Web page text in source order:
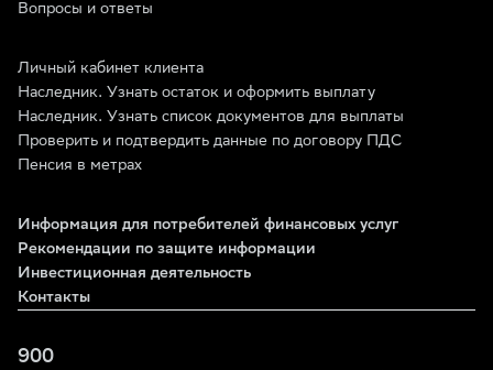
Вопросы и ответы
Личный кабинет клиента
Наследник. Узнать остаток и оформить выплату
Наследник. Узнать список документов для выплаты
Проверить и подтвердить данные по договору ПДС
Пенсия в метрах
Информация для потребителей финансовых услуг
Рекомендации по защите информации
Инвестиционная деятельность
Контакты
900